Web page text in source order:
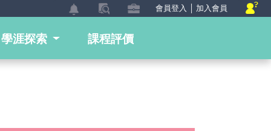
會員登入 加入會員
學涯探索 課程評價